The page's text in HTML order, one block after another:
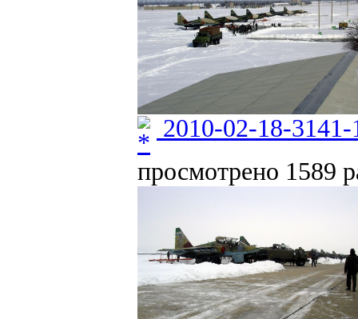
2010-02-18-
просмотрено 1589